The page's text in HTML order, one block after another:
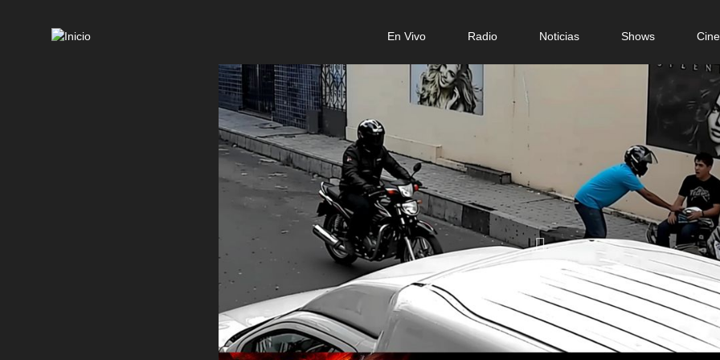
En Vivo Radio Noticias Shows Cine